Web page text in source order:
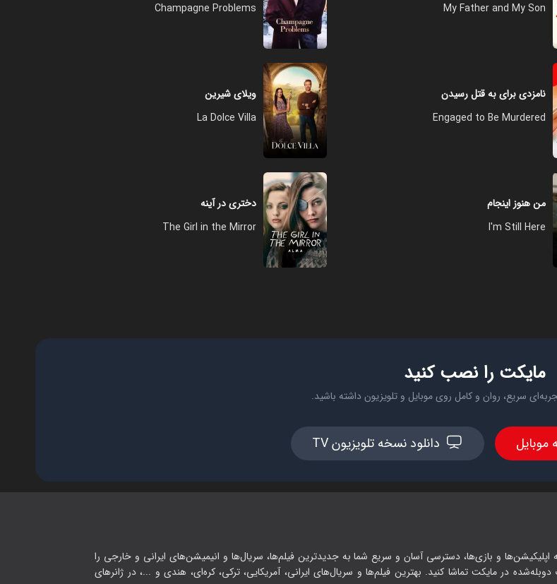
My Father and My Son
Champagne Problems
نامزدی برای به قتل رسیدن
Engaged to Be Murdered
ویلای شیرین
La Dolce Villa
من هنوز اینجام
I'm Still Here
دختری در آینه
The Girl in the Mirror
مایکت را نصب کنید
سریع، روان و کامل روی موبایل و تلویزیون داشته باشید.
موبایل دانلود نسخه تلویزیون TV
اپلیکیشن‌ها و بازی‌ها، دسترسی آسان و سریع شما به جدیدترین فیلم‌ها، سریال‌ها و انیمیشن‌های ایرانی و خارجی را
در مایکت تماشا کنید. بهترین فیلم‌ها و سریال‌های ایرانی، آمریکایی، ترکی، کره‌ای، هندی و ...، در ژانرهای